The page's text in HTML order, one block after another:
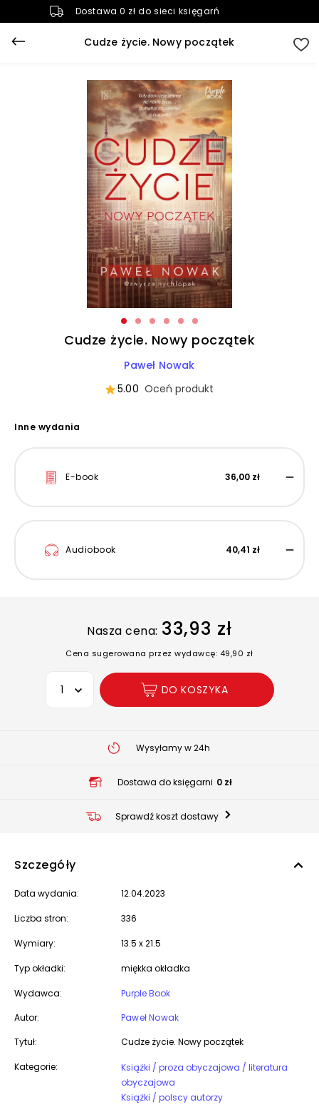
Dostawa 0 zł do sieci księgarń
Cudze życie. Nowy początek
Cudze życie. Nowy początek
Paweł Nowak
5.00 Oceń produkt
Inne wydania
E-book 36,00 zł
Audiobook 40,41 zł
Nasza cena: 33,93 zł
Cena sugerowana przez wydawcę: 49,90 zł
Wybierz opcję
DO KOSZYKA
Wysyłamy w 24h
Dostawa do księgarni 0 zł
Sprawdź koszt dostawy
Szczegóły
Data wydania: 12.04.2023
Liczba stron: 336
Wymiary: 13.5 x 21.5
Typ okładki: miękka okładka
Wydawca:
Purple Book
Autor:
Paweł Nowak
Tytuł:
Cudze życie. Nowy początek
Kategorie:
Książki / proza obyczajowa / literatura
obyczajowa
Książki / polscy autorzy